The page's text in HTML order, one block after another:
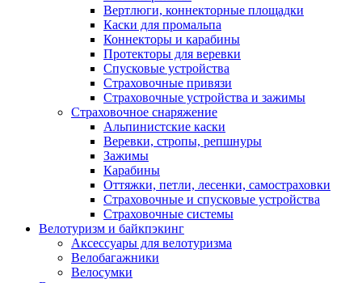
Вертлюги, коннекторные площадки
Каски для промальпа
Коннекторы и карабины
Протекторы для веревки
Спусковые устройства
Страховочные привязи
Страховочные устройства и зажимы
Страховочное снаряжение
Альпинистские каски
Веревки, стропы, репшнуры
Зажимы
Карабины
Оттяжки, петли, лесенки, самостраховки
Страховочные и спусковые устройства
Страховочные системы
Велотуризм и байкпэкинг
Аксессуары для велотуризма
Велобагажники
Велосумки